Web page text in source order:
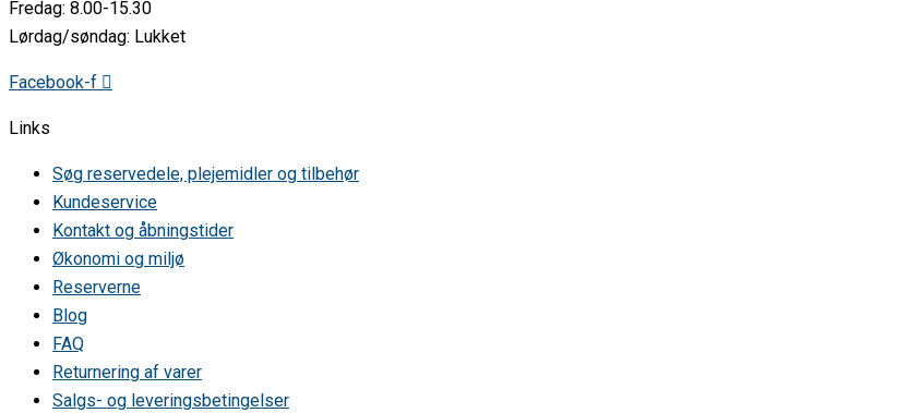
Fredag: 8.00-15.30
Lørdag/søndag: Lukket
Facebook-f
Links
Søg reservedele, plejemidler og tilbehør
Kundeservice
Kontakt og åbningstider
Økonomi og miljø
Reserverne
Blog
FAQ
Returnering af varer
Salgs- og leveringsbetingelser